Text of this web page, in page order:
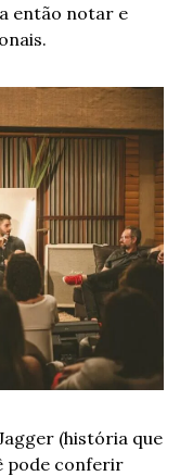
então notar e
(história que
pode conferir